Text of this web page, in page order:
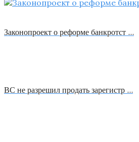
Законопроект о реформе банкротст …
ВС не разрешил продать зарегистр …